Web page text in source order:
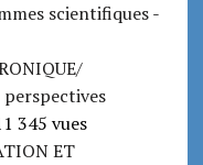
scientifiques-
perspectives
345 vues
ET